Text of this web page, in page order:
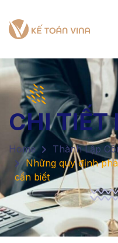
CHI TIẾT
Home
Thành Lập
Những quy định
cần biết